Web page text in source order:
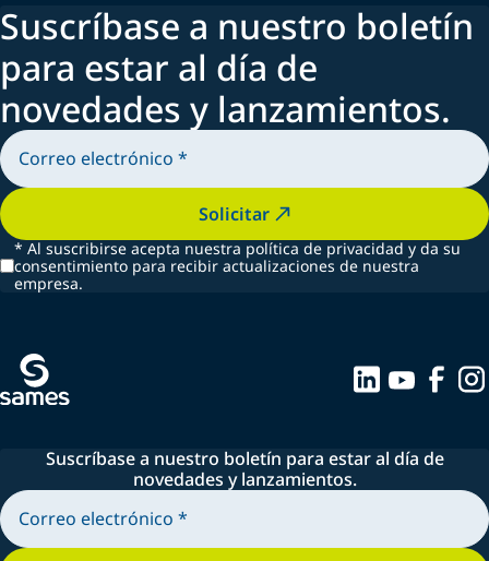
Suscríbase a nuestro boletín
para estar al día de
novedades y lanzamientos.
Solicitar
* Al suscribirse acepta nuestra política de privacidad y da su
consentimiento para recibir actualizaciones de nuestra
empresa.
Suscríbase a nuestro boletín para estar al día de
novedades y lanzamientos.